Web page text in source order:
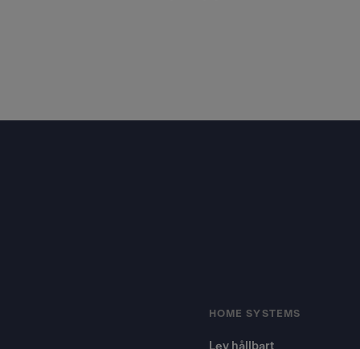
HOME SYSTEMS
Lev hållbart